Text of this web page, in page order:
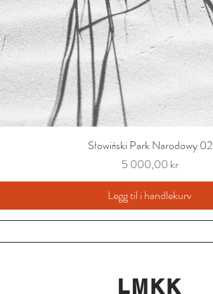
Słowiński Park Narodowy 02
Pris
5 000,00 kr
Legg til i handlekurv
LMKK